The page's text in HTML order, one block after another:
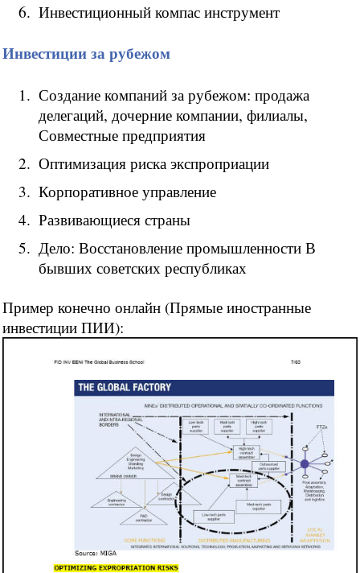
Инвестиционный компас инструмент
Инвестиции за рубежом
Создание компаний за рубежом: продажа
делегаций, дочерние компании, филиалы,
Совместные предприятия
Оптимизация риска экспроприации
Корпоративное управление
Развивающиеся страны
Дело: Восстановление промышленности В
бывших советских республиках
Пример конечно онлайн (Прямые иностранные
инвестиции ПИИ):